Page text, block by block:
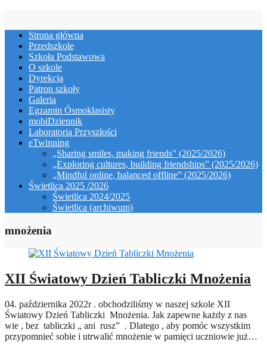
contentStrona główna
Przedszkole
Szkoła Podstawowa
O szkole
Dyrekcja
Patron szkoły
Galeria
Egzamin Ósmoklasisty
mobiDziennik
Laboratoria Przyszłości
eTwinning
„Sharing smiles, making friends” (2025/2026)
„Exploring cultures, building friendships” (2025/2026)
„Mindful online, balanced offline” (2025/2026)
Świetlica 2025 /2026
Świetlica 2024/2025
Świetlica (archiwum)
mnożenia
XII Światowy Dzień Tabliczki Mnożenia
04. października 2022r . obchodziliśmy w naszej szkole XII
Światowy Dzień Tabliczki Mnożenia. Jak zapewne każdy z nas
wie , bez tabliczki „ ani rusz” . Dlatego , aby pomóc wszystkim
przypomnieć sobie i utrwalić mnożenie w pamięci uczniowie już…